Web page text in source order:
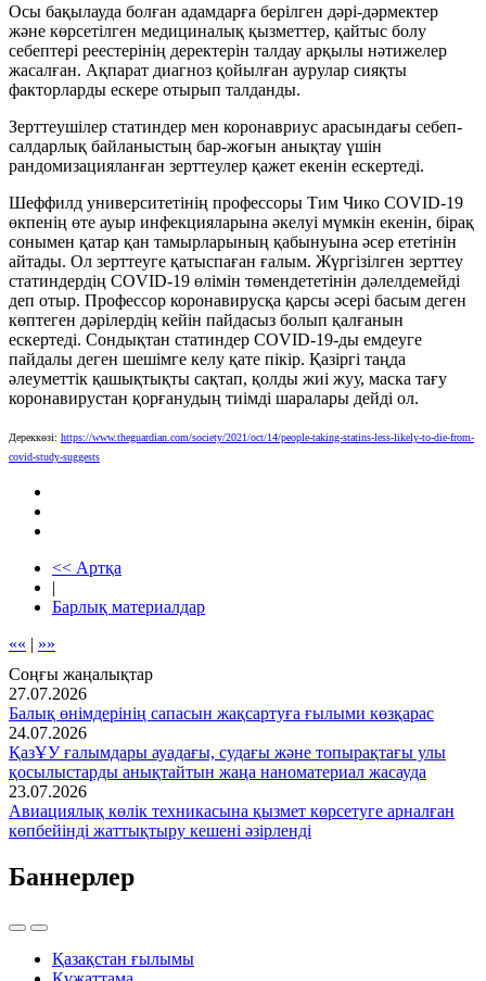
Осы бақылауда болған адамдарға берілген дәрі-дәрмектер
және көрсетілген медициналық қызметтер, қайтыс болу
себептері реестерінің деректерін талдау арқылы нәтижелер
жасалған. Ақпарат диагноз қойылған аурулар сияқты
факторларды ескере отырып талданды.
Зерттеушілер статиндер мен коронавриус арасындағы себеп-
салдарлық байланыстың бар-жоғын анықтау үшін
рандомизацияланған зерттеулер қажет екенін ескертеді.
Шеффилд университетінің профессоры Тим Чико COVID-19
өкпенің өте ауыр инфекцияларына әкелуі мүмкін екенін, бірақ
сонымен қатар қан тамырларының қабынуына әсер ететінін
айтады. Ол зерттеуге қатыспаған ғалым. Жүргізілген зерттеу
статиндердің COVID-19 өлімін төмендететінін дәлелдемейді
деп отыр. Профессор коронавирусқа қарсы әсері басым деген
көптеген дәрілердің кейін пайдасыз болып қалғанын
ескертеді. Сондықтан статиндер COVID-19-ды емдеуге
пайдалы деген шешімге келу қате пікір. Қазіргі таңда
әлеуметтік қашықтықты сақтап, қолды жиі жуу, маска тағу
коронавирустан қорғанудың тиімді шаралары дейді ол.
Дереккөзі: https://www.theguardian.com/society/2021/oct/14/people-taking-statins-less-likely-to-die-from-
covid-study-suggests
<< Артқа
|
Барлық материалдар
«« | »»
Соңғы жаңалықтар
27.07.2026
Балық өнімдерінің сапасын жақсартуға ғылыми көзқарас
24.07.2026
ҚазҰУ ғалымдары ауадағы, судағы және топырақтағы улы
қосылыстарды анықтайтын жаңа наноматериал жасауда
23.07.2026
Авиациялық көлік техникасына қызмет көрсетуге арналған
көпбейінді жаттықтыру кешені әзірленді
Баннерлер
Қазақстан ғылымы